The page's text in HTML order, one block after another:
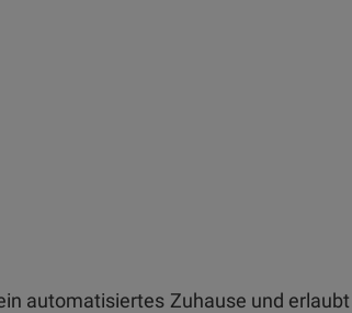
automatisiertes Zuhause und erlaubt